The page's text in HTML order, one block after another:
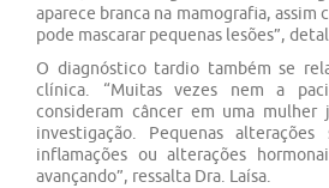
aparece branca na mamografia, assim
pode mascarar pequenas lesões”,
O diagnóstico tardio também se
clínica. “Muitas vezes nem a
consideram câncer em uma mulher
investigação. Pequenas
inflamações ou alterações
avançando”, ressalta Dra. Laísa.